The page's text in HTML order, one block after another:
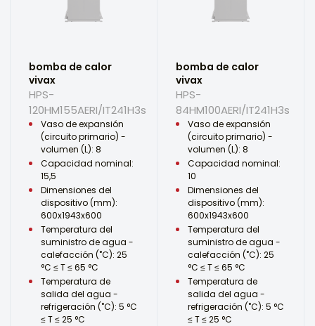
bomba de calor
vivax
HPS-
120HM155AERI/IT241H3s
Vaso de expansión
(circuito primario) -
volumen (L): 8
Capacidad nominal:
15,5
Dimensiones del
dispositivo (mm):
600x1943x600
Temperatura del
suministro de agua -
calefacción (˚C): 25
°C ≤ T ≤ 65 °C
Temperatura de
salida del agua -
refrigeración (˚C): 5 °C
≤ T ≤ 25 °C
bomba de calor
vivax
HPS-
84HM100AERI/IT241H3s
Vaso de expansión
(circuito primario) -
volumen (L): 8
Capacidad nominal:
10
Dimensiones del
dispositivo (mm):
600x1943x600
Temperatura del
suministro de agua -
calefacción (˚C): 25
°C ≤ T ≤ 65 °C
Temperatura de
salida del agua -
refrigeración (˚C): 5 °C
≤ T ≤ 25 °C